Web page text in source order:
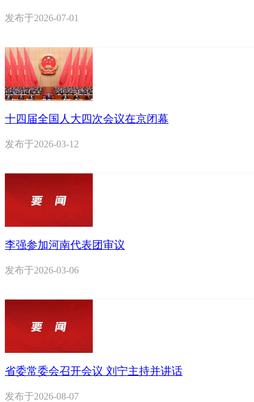
发布于2026-07-01
十四届全国人大四次会议在京闭幕
发布于2026-03-12
李强参加河南代表团审议
发布于2026-03-06
省委常委会召开会议 刘宁主持并讲话
发布于2026-08-07